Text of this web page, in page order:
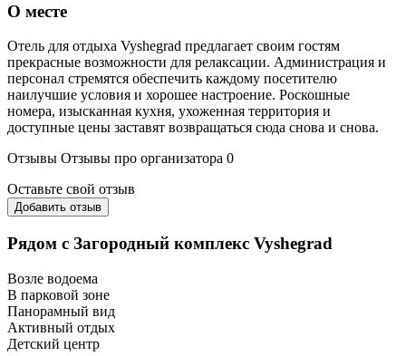
О месте
Отель для отдыха Vyshegrad предлагает своим гостям
прекрасные возможности для релаксации. Администрация и
персонал стремятся обеспечить каждому посетителю
наилучшие условия и хорошее настроение. Роскошные
номера, изысканная кухня, ухоженная территория и
доступные цены заставят возвращаться сюда снова и снова.
Отзывы Отзывы про организатора 0
Оставьте свой отзыв
Добавить отзыв
Рядом с Загородный комплекс Vyshegrad
Возле водоема
В парковой зоне
Панорамный вид
Активный отдых
Детский центр